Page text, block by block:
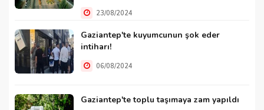
23/08/2024
Gaziantep'te kuyumcunun şok eder
intiharı!
06/08/2024
Gaziantep'te toplu taşımaya zam yapıldı